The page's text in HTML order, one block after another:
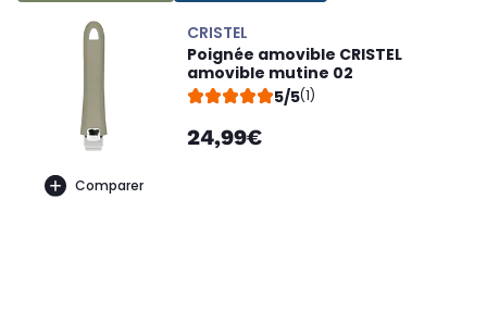
Comparer
CRISTEL
Poignée amovible CRISTEL
amovible mutine 02
5/5(1)
24,99€